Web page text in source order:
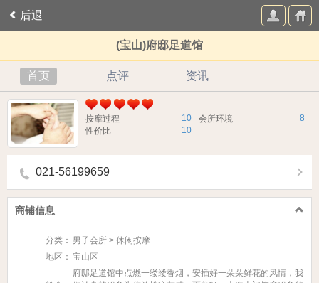
后退
(宝山)府邸足道馆
首页 点评 资讯
10
按摩过程 8
会所环境
10
性价比
021-56199659
商铺信息
分类： 男子会所 > 休闲按摩
地区： 宝山区
府邸足道馆中点燃一缕缕香烟，安插好一朵朵鲜花的风情，我